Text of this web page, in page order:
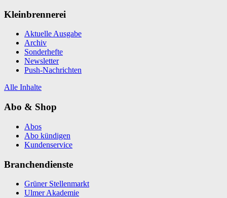
Kleinbrennerei
Aktuelle Ausgabe
Archiv
Sonderhefte
Newsletter
Push-Nachrichten
Alle Inhalte
Abo & Shop
Abos
Abo kündigen
Kundenservice
Branchendienste
Grüner Stellenmarkt
Ulmer Akademie